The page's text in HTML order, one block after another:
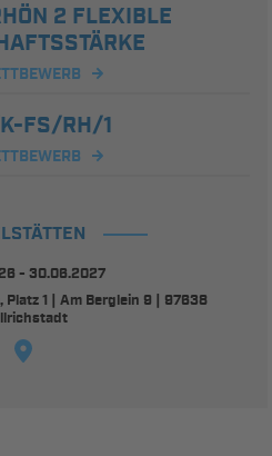
2 FLEXIBLE
FS/RH/1
- 30.06.2027
1 | Am Berglein 9 | 97638